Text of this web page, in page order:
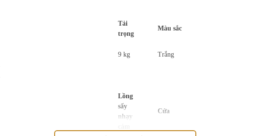
Tải
trọng
Màu sắc
9 kg Trắng
Lồng
sấy
nhạy
Cửa